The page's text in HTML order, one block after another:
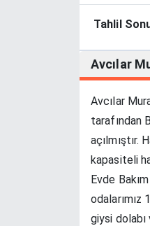
Tahlil
Avcılar
Avcılar
tarafından
açılmıştır.
kapasiteli
Evde
odalarımız
giysi